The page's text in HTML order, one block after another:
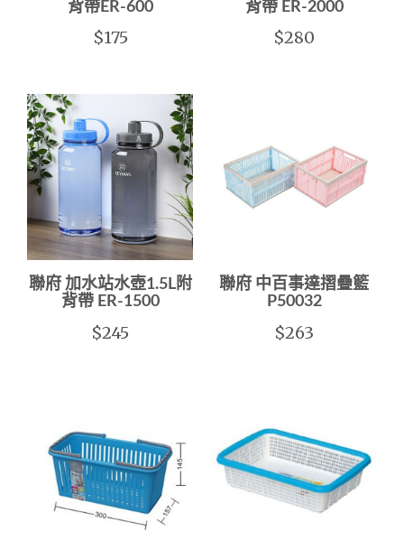
背帶ER-600
$175
背帶 ER-2000
$280
聯府 加水站水壺1.5L附
背帶 ER-1500
$245
聯府 中百事達摺疊籃
P50032
$263